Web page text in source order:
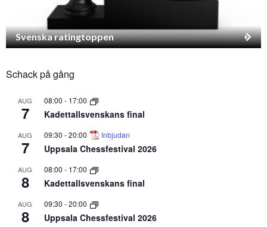
Svenska ratingtoppen
Schack på gång
AUG
7
08:00 - 17:00
Kadettallsvenskans final
AUG
7
09:30 -20:00 Inbjudan
Uppsala Chessfestival 2026
AUG
8
08:00 - 17:00
Kadettallsvenskans final
AUG
8
09:30 -20:00
Uppsala Chessfestival 2026